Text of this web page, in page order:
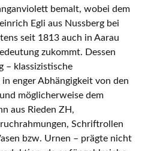
bemalt, wobei dem
Egli aus Nussberg bei
seit 1813 auch in Aarau
zukommt. Dessen
– klassizistische
enger Abhängigkeit von den
möglicherweise dem
aus Rieden ZH,
Schriftrollen
bzw. Urnen – prägte nicht